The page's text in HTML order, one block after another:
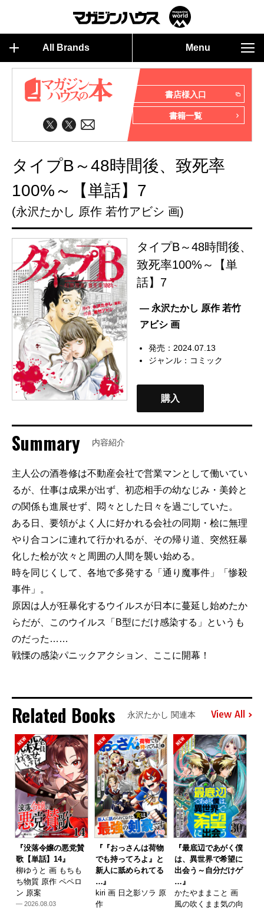
All Brands Menu
書店様入口
書籍一覧
タイプB～48時間後、致死率
100%～【単話】7
(永沢たかし 原作 若竹アビシ 画)
タイプB～48時間後、
致死率100%～【単
話】7
— 永沢たかし 原作 若竹
アビシ 画
発売：2024.07.13
ジャンル： コミック
購入
Summary 内容紹介
主人公の酒巻修は不動産会社で営業マンとして働いてい
るが、仕事は成果が出ず、初恋相手の幼なじみ・美鈴と
の関係も進展せず、悶々とした日々を過ごしていた。
ある日、要領がよく人に好かれる会社の同期・桧に無理
やり合コンに連れて行かれるが、その帰り道、突然狂暴
化した桧が次々と周囲の人間を襲い始める。
時を同じくして、各地で多発する「通り魔事件」「惨殺
事件」。
原因は人が狂暴化するウイルスが日本に蔓延し始めたか
らだが、このウイルス「B型にだけ感染する」というも
のだった……
戦慄の感染パニックアクション、ここに開幕！
Related Books 永沢たかし 関連本 View All
『没落令嬢の悪党賛
歌【単話】14』
柳ゆうと 画 もちも
ち物質 原作 ペペロ
ン 原案
— 2026.08.03
『『おっさんは荷物
でも持ってろよ』と
新人に舐められてる
…』
kiri 画 日之影ソラ 原
作
『最底辺であがく僕
は、異世界で希望に
出会う～自分だけゲ
…』
かたやままこと 画
風の吹くまま気の向